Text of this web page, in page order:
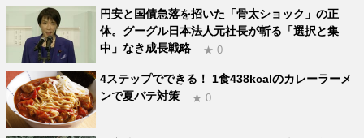
円安と国債急落を招いた「骨太ショック」の正
体。グーグル日本法人元社長が斬る「選択と集
中」なき成長戦略
★ 0
4ステップでできる！ 1食438kcalのカレーラーメ
ンで夏バテ対策
★ 0